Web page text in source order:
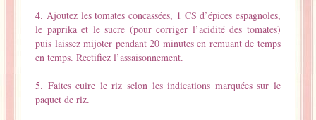
4. Ajoutez les tomates concassées, 1 CS d’épices espagnoles,
le paprika et le sucre (pour corriger l’acidité des tomates)
puis laissez mijoter pendant 20 minutes en remuant de temps
en temps. Rectifiez l’assaisonnement.
5. Faites cuire le riz selon les indications marquées sur le
paquet de riz.